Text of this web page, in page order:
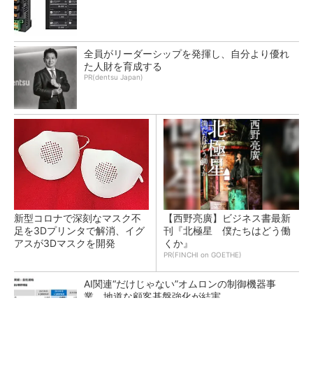
全員がリーダーシップを発揮し、自分より優れ
た人財を育成する
PR(dentsu Japan)
新型コロナで深刻なマスク不
足を3Dプリンタで解消、イグ
アスが3Dマスクを開発
【西野亮廣】ビジネス書最新
刊『北極星 僕たちはどう働
くか』
PR(FINCHI on GOETHE)
AI関連“だけじゃない”オムロンの制御機器事
業、地道な顧客基盤強化が結実